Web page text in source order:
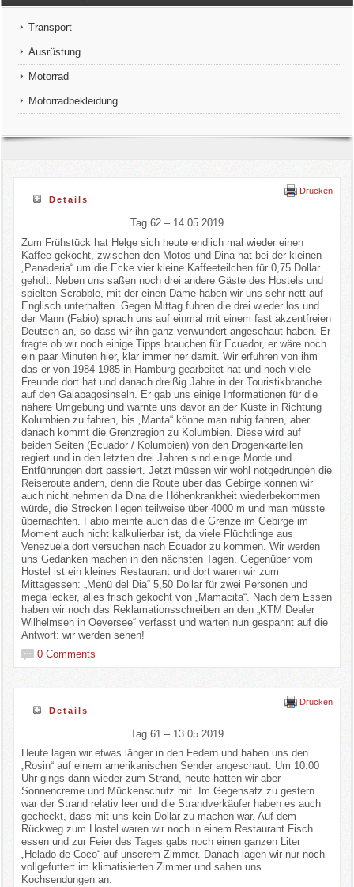
Transport
Ausrüstung
Motorrad
Motorradbekleidung
Drucken
Details
Tag 62 – 14.05.2019
Zum Frühstück hat Helge sich heute endlich mal wieder einen
Kaffee gekocht, zwischen den Motos und Dina hat bei der kleinen
„Panaderia“ um die Ecke vier kleine Kaffeeteilchen für 0,75 Dollar
geholt. Neben uns saßen noch drei andere Gäste des Hostels und
spielten Scrabble, mit der einen Dame haben wir uns sehr nett auf
Englisch unterhalten. Gegen Mittag fuhren die drei wieder los und
der Mann (Fabio) sprach uns auf einmal mit einem fast akzentfreien
Deutsch an, so dass wir ihn ganz verwundert angeschaut haben. Er
fragte ob wir noch einige Tipps brauchen für Ecuador, er wäre noch
ein paar Minuten hier, klar immer her damit. Wir erfuhren von ihm
das er von 1984-1985 in Hamburg gearbeitet hat und noch viele
Freunde dort hat und danach dreißig Jahre in der Touristikbranche
auf den Galapagosinseln. Er gab uns einige Informationen für die
nähere Umgebung und warnte uns davor an der Küste in Richtung
Kolumbien zu fahren, bis „Manta“ könne man ruhig fahren, aber
danach kommt die Grenzregion zu Kolumbien. Diese wird auf
beiden Seiten (Ecuador / Kolumbien) von den Drogenkartellen
regiert und in den letzten drei Jahren sind einige Morde und
Entführungen dort passiert. Jetzt müssen wir wohl notgedrungen die
Reiseroute ändern, denn die Route über das Gebirge können wir
auch nicht nehmen da Dina die Höhenkrankheit wiederbekommen
würde, die Strecken liegen teilweise über 4000 m und man müsste
übernachten. Fabio meinte auch das die Grenze im Gebirge im
Moment auch nicht kalkulierbar ist, da viele Flüchtlinge aus
Venezuela dort versuchen nach Ecuador zu kommen. Wir werden
uns Gedanken machen in den nächsten Tagen. Gegenüber vom
Hostel ist ein kleines Restaurant und dort waren wir zum
Mittagessen: „Menü del Dia“ 5,50 Dollar für zwei Personen und
mega lecker, alles frisch gekocht von „Mamacita“. Nach dem Essen
haben wir noch das Reklamationsschreiben an den „KTM Dealer
Wilhelmsen in Oeversee“ verfasst und warten nun gespannt auf die
Antwort: wir werden sehen!
0 Comments
Drucken
Details
Tag 61 – 13.05.2019
Heute lagen wir etwas länger in den Federn und haben uns den
„Rosin“ auf einem amerikanischen Sender angeschaut. Um 10:00
Uhr gings dann wieder zum Strand, heute hatten wir aber
Sonnencreme und Mückenschutz mit. Im Gegensatz zu gestern
war der Strand relativ leer und die Strandverkäufer haben es auch
gecheckt, dass mit uns kein Dollar zu machen war. Auf dem
Rückweg zum Hostel waren wir noch in einem Restaurant Fisch
essen und zur Feier des Tages gabs noch einen ganzen Liter
„Helado de Coco“ auf unserem Zimmer. Danach lagen wir nur noch
vollgefuttert im klimatisierten Zimmer und sahen uns
Kochsendungen an.